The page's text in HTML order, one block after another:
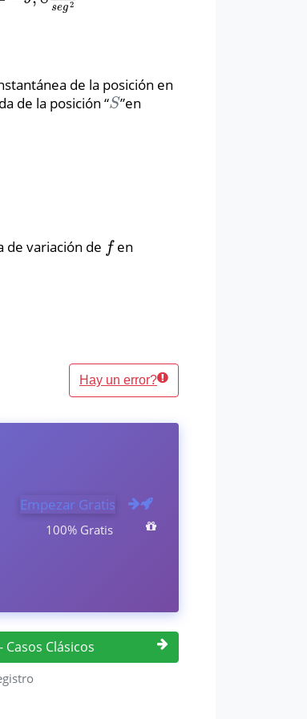
seg2
de la posición en
de la posición “S
S ”en
de variación de f
f en
Hay un error?
Empezar Gratis
100% Gratis
Clásicos